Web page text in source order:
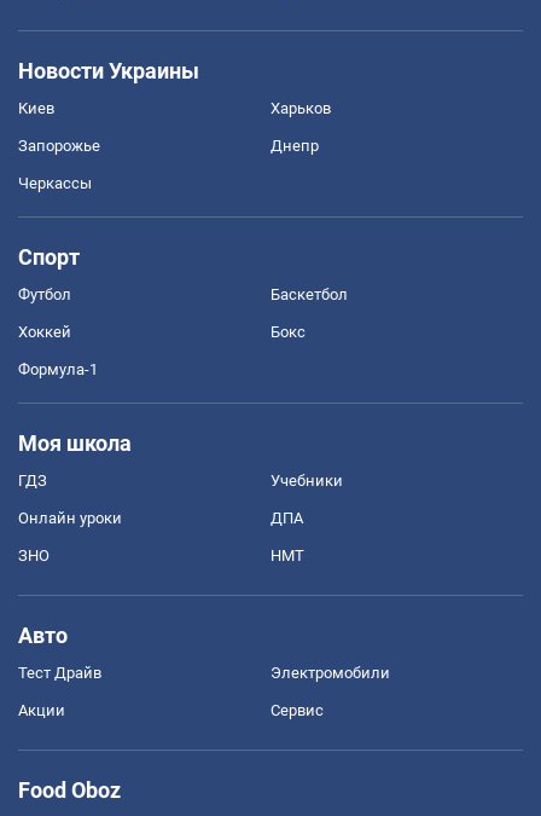
Новости Украины
Киев Харьков
Запорожье Днепр
Черкассы
Спорт
Футбол Баскетбол
Хоккей Бокс
Формула-1
Моя школа
ГДЗ Учебники
Онлайн уроки ДПА
ЗНО НМТ
Авто
Тест Драйв Электромобили
Акции Сервис
Food Oboz